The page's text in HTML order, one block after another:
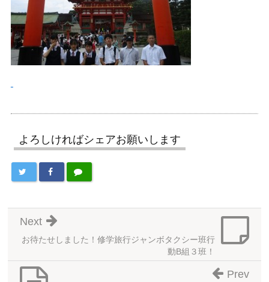
よろしければシェアお願いします
お待たせしました！修学旅行ジャンボタクシー班行
動B組３班！
Next
Prev